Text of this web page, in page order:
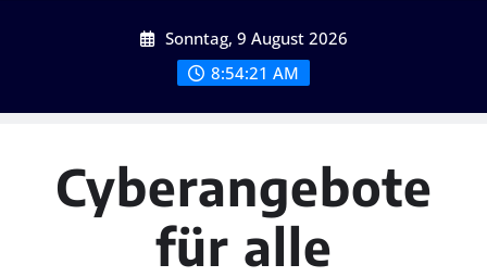
Sonntag, 9 August 2026
8:54:22 AM
Cyberangebote
für alle